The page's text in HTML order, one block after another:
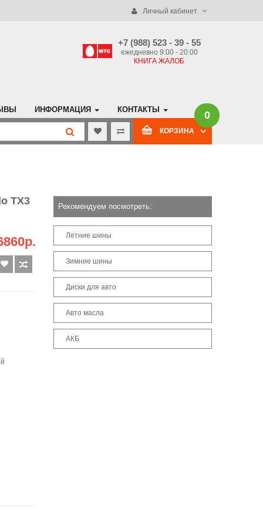
Личный кабинет
+7 (988) 523 - 39 - 55
ежедневно 9:00 - 20:00
КНИГА ЖАЛОБ
ИНФОРМАЦИЯ КОНТАКТЫ
КОРЗИНА
0
TX3
Рекомендуем посмотреть:
Летние шины
Зимние шины
Диски для авто
Авто масла
АКБ